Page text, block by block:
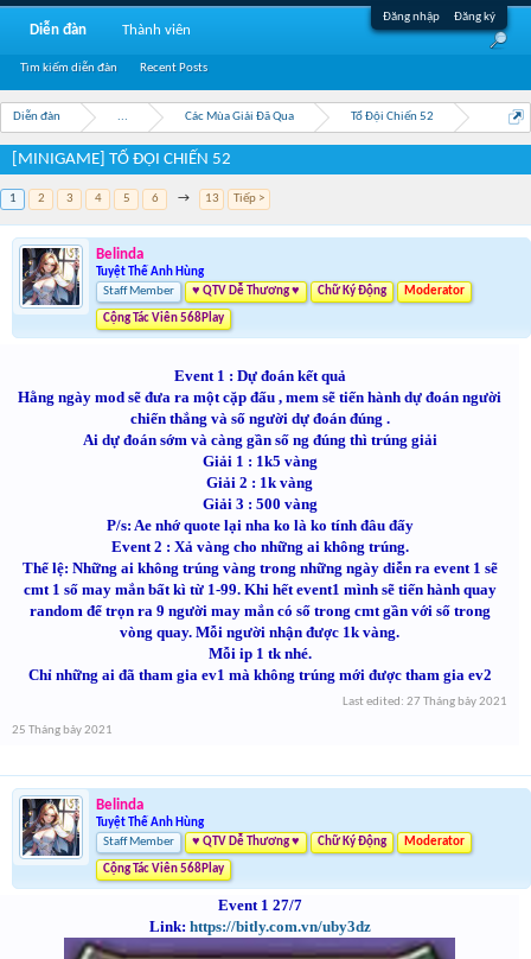
Đăng nhập Đăng ký
Diễn đàn ... Các Mùa Giải Đã Qua Tổ Đội Chiến 52
[MINIGAME] TỔ ĐỘI CHIẾN 52
1 2 3 4 5 6 → 13 Tiếp >
Belinda
Tuyệt Thế Anh Hùng
Staff Member
♥ QTV Dễ Thương ♥ Chữ Ký Động Moderator
Cộng Tác Viên 568Play
Event 1 : Dự đoán kết quả
Hằng ngày mod sẽ đưa ra một cặp đấu , mem sẽ tiến hành dự đoán người
chiến thắng và số người dự đoán đúng .
Ai dự đoán sớm và càng gần số ng đúng thì trúng giải
Giải 1 : 1k5 vàng
Giải 2 : 1k vàng
Giải 3 : 500 vàng
P/s: Ae nhớ quote lại nha ko là ko tính đâu đấy
Event 2 : Xả vàng cho những ai không trúng.
Thể lệ: Những ai không trúng vàng trong những ngày diễn ra event 1 sẽ
cmt 1 số may mắn bất kì từ 1-99. Khi hết event1 mình sẽ tiến hành quay
random để trọn ra 9 người may mắn có số trong cmt gần với số trong
vòng quay. Mỗi người nhận được 1k vàng.
Mỗi ip 1 tk nhé.
Chỉ những ai đã tham gia ev1 mà không trúng mới được tham gia ev2
Last edited: 27 Tháng bảy 2021
25 Tháng bảy 2021
Belinda
Tuyệt Thế Anh Hùng
Staff Member
♥ QTV Dễ Thương ♥ Chữ Ký Động Moderator
Cộng Tác Viên 568Play
Event 1 27/7
Link: https://bitly.com.vn/uby3dz
Diễn đàn
Tìm kiếm diễn đàn Recent Posts
Thành viên